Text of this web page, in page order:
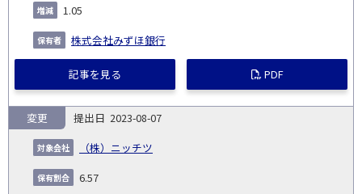
1.05
株式会社みずほ銀行
記事を見る PDF
2023-08-07
（株）ニッチツ
変更
6.57